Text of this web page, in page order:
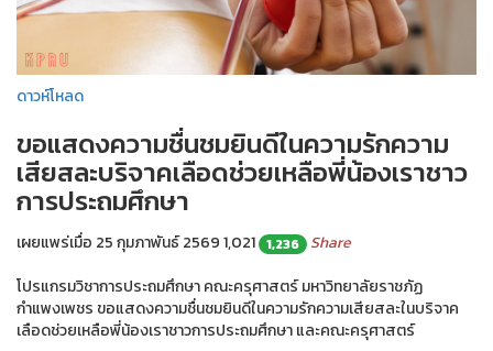
ดาวห์โหลด
ขอแสดงความชื่นชมยินดีในความรักความ
เสียสละบริจาคเลือดช่วยเหลือพี่น้องเราชาว
การประถมศึกษา
เผยแพร่เมื่อ 25 กุมภาพันธ์ 25691,021 1,236
Share
โปรแกรมวิชาการประถมศึกษา คณะครุศาสตร์ มหาวิทยาลัยราชภัฏ
กำแพงเพชร ขอแสดงความชื่นชมยินดีในความรักความเสียสละในบริจาค
เลือดช่วยเหลือพี่น้องเราชาวการประถมศึกษา และคณะครุศาสตร์